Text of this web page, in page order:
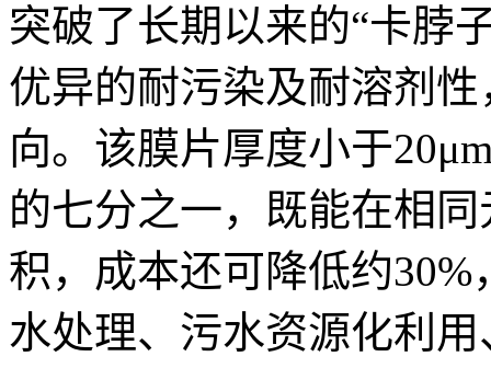
突破了长期以来的“卡脖
优异的耐污染及耐溶剂
向。该膜片厚度小于
的七分之一，既能在相
积，成本还可降低约
水处理、污水资源化利